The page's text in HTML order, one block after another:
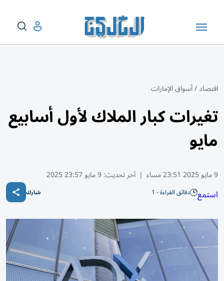
اقتصاد/أسواق الإمارات
تغيرات كبار الملاك لأول أسابيع
مايو
9 مايو 2025 23:51 مساء | آخر تحديث:9 مايو 23:57 2025
استمع دقائق القراءة - 1 شارك